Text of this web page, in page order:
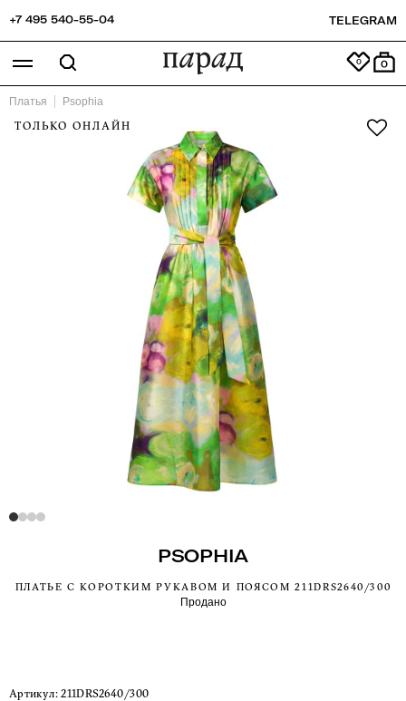
+7 495 540-55-04 TELEGRAM
0
Платья Psophia
ТОЛЬКО ОНЛАЙН
PSOPHIA
ПЛАТЬЕ С КОРОТКИМ РУКАВОМ И ПОЯСОМ 211DRS2640/300
Продано
Артикул:211DRS2640/300